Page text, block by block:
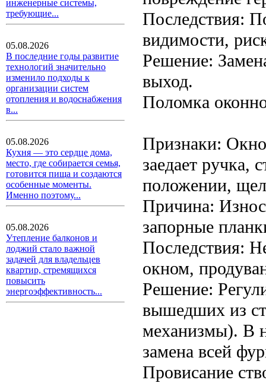
инженерные системы,
требующие...
05.08.2026
В последние годы развитие
технологий значительно
изменило подходы к
организации систем
отопления и водоснабжения
в...
05.08.2026
Кухня — это сердце дома,
место, где собирается семья,
готовится пища и создаются
особенные моменты.
Именно поэтому...
05.08.2026
Утепление балконов и
лоджий стало важной
задачей для владельцев
квартир, стремящихся
повысить
энергоэффективность...
Последствия:
видимости,
Решение:
выход.
Поломка
Признаки: Окно
заедает ручка,
положении,
Причина:
запорные
Последствия:
окном,
Решение:
вышедших из
механизмы). В
замена всей
Провисание